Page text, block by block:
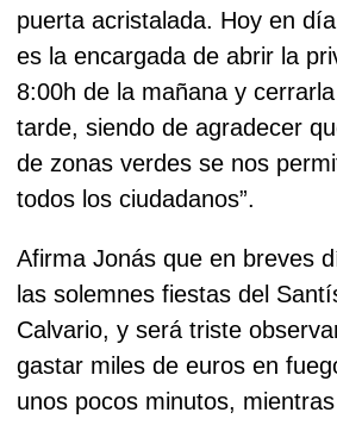
puerta acristalada. Hoy en
es la encargada de abrir la
8:00h de la mañana y
tarde, siendo de agradecer
de zonas verdes se nos
todos los ciudadanos”.
Afirma Jonás que en breves
las solemnes fiestas del
Calvario, y será triste
gastar miles de euros en
unos pocos minutos,